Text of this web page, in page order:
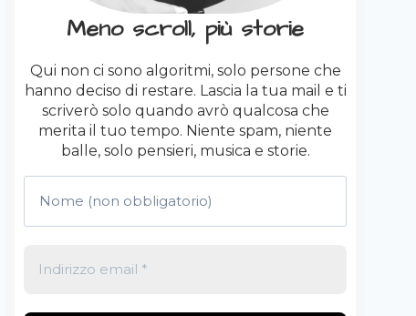
Meno scroll, più storie
Qui non ci sono algoritmi, solo persone che
hanno deciso di restare. Lascia la tua mail e ti
scriverò solo quando avrò qualcosa che
merita il tuo tempo. Niente spam, niente
balle, solo pensieri, musica e storie.